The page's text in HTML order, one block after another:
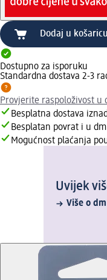
Dodaj u košaricu
Dostupno za isporuku
Standardna dostava 2-3
Provjerite raspoloživost u
Besplatna dostava
Besplatan povrat i u
Mogućnost plaćanja
Uvijek
Više o